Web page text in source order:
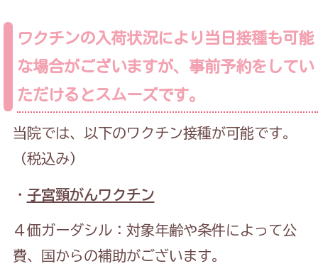
ワクチンの入荷状況により当日接種も可能
な場合がございますが、事前予約をしてい
ただけるとスムーズです。
当院では、以下のワクチン接種が可能です。
（税込み）
・ 子宮頸がんワクチン
４価ガーダシル：対象年齢や条件によって公
費、国からの補助がございます。